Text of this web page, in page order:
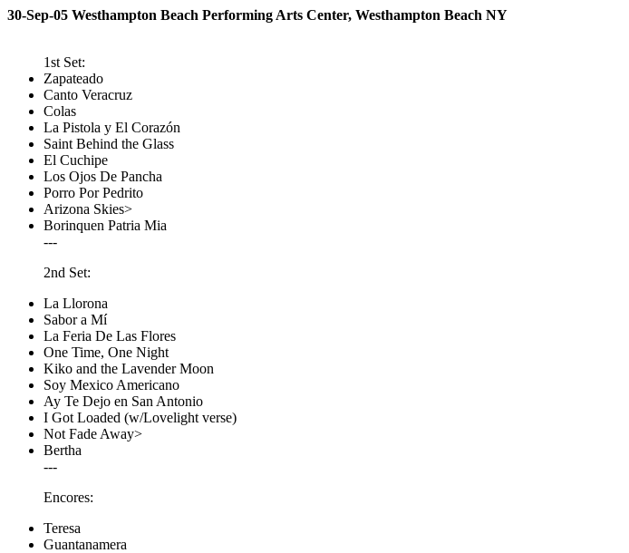
30-Sep-05 Westhampton Beach Performing Arts Center, Westhampton Beach NY
1st Set:
Zapateado
Canto Veracruz
Colas
La Pistola y El Corazón
Saint Behind the Glass
El Cuchipe
Los Ojos De Pancha
Porro Por Pedrito
Arizona Skies>
Borinquen Patria Mia
---
2nd Set:
La Llorona
Sabor a Mí
La Feria De Las Flores
One Time, One Night
Kiko and the Lavender Moon
Soy Mexico Americano
Ay Te Dejo en San Antonio
I Got Loaded (w/Lovelight verse)
Not Fade Away>
Bertha
---
Encores:
Teresa
Guantanamera